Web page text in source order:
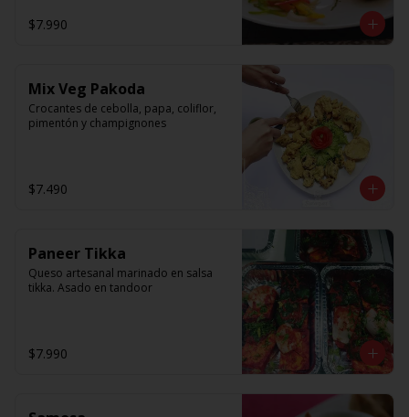
$7.990
Mix Veg Pakoda
Crocantes de cebolla, papa, coliflor,
pimentón y champignones
$7.490
Paneer Tikka
Queso artesanal marinado en salsa
tikka. Asado en tandoor
$7.990